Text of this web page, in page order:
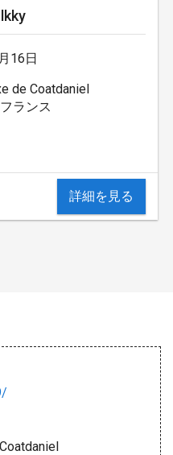
16日
de Coatdaniel
ランス
詳細を見る